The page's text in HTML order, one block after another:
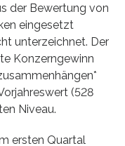
der Bewertung von
eingesetzt
unterzeichnet. Der
Konzerngewinn
(528
Niveau.
ersten Quartal